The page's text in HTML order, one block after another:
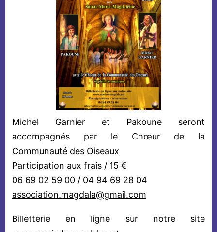
Michel Garnier et Pakoune seront
accompagnés par le Chœur de la
Communauté des Oiseaux
Participation aux frais / 15 €
06 69 02 59 00 / 04 94 69 28 04
association.magdala@gmail.com
Billetterie en ligne sur notre site